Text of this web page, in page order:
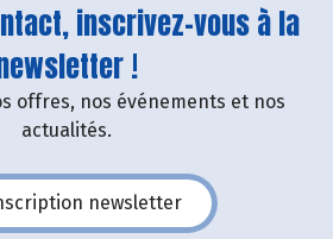
inscrivez-vous à la
!
offres, nos événements et nos
actualités.
newsletter